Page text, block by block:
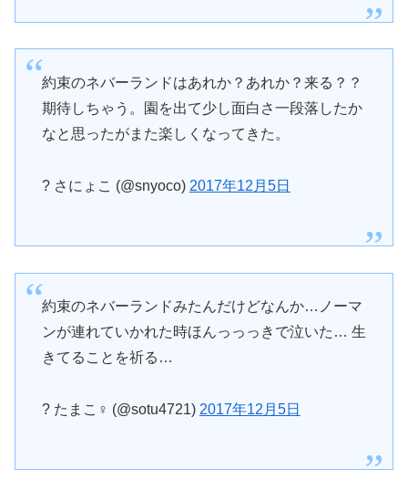
約束のネバーランドはあれか？あれか？来る？？
期待しちゃう。園を出て少し面白さ一段落したか
なと思ったがまた楽しくなってきた。
? さにょこ (@snyoco) 2017年12月5日
約束のネバーランドみたんだけどなんか…ノーマ
ンが連れていかれた時ほんっっっきで泣いた… 生
きてることを祈る…
? たまこ♀ (@sotu4721) 2017年12月5日